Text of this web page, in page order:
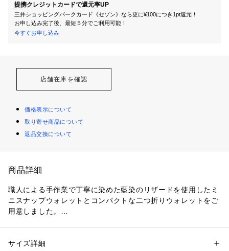
提携クレジットカードで還元率UP
三井ショッピングパークカード《セゾン》なら更に¥100につき1pt還元！
お申し込み完了後、最短５分でご利用可能！
今すぐお申し込み
店舗在庫を確認
価格表示について
取り寄せ商品について
返品交換について
商品詳細
職人による手作業で丁寧に染めた藍染のリザードを使用したミ
ニスナップウォレットとコンパクトな二つ折りウォレットをご
用意しました。
シンプルなデザインながらも、使いやすさを追求した2つ折り
性別：メンズ
サイズ詳細